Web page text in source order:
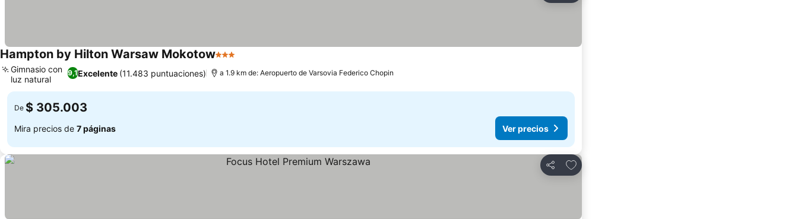
Hampton by Hilton Warsaw Mokotow3 Estrellas
9,1Excelente (11.483 puntuaciones)
Gimnasio con
luz natural
a 1.9 km de: Aeropuerto de Varsovia Federico Chopin
De $ 305.003
Mira precios de 7 páginas Ver precios
Compartir
Agregar a favoritos